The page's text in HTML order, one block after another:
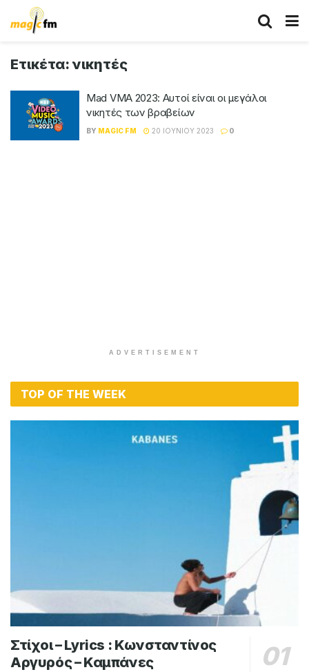
Ετικέτα: νικητές
Mad VMA 2023: Αυτοί είναι οι μεγάλοι
νικητές των βραβείων
BY MAGIC FM 20 ΙΟΥΝΊΟΥ 2023 0
ADVERTISEMENT
TOP OF THE WEEK
Στίχοι – Lyrics : Κωνσταντίνος
Αργυρός – Καμπάνες